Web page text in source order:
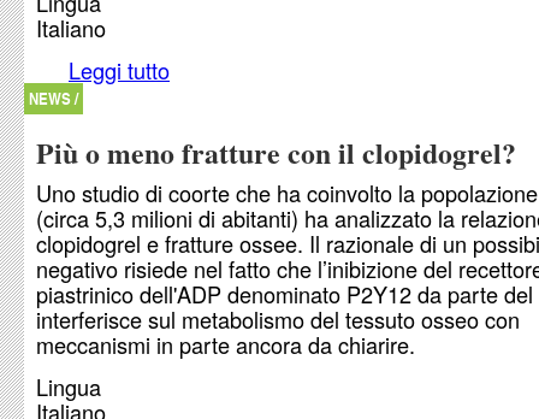
Italiano
Leggi tutto
NEWS /
Più o meno fratture con il clopidogrel?
Uno studio di coorte che ha coinvolto la
(circa 5,3 milioni di abitanti) ha analizzato la
clopidogrel e fratture ossee. Il razionale di un
negativo risiede nel fatto che l’inibizione del
piastrinico dell'ADP denominato P2Y12 da parte
interferisce sul metabolismo del tessuto osseo con
meccanismi in parte ancora da chiarire.
Lingua
Italiano